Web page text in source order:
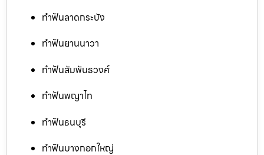
ทำฟันลาดกระบัง
ทำฟันยานนาวา
ทำฟันสัมพันธวงศ์
ทำฟันพญาไท
ทำฟันธนบุรี
ทำฟันบางกอกใหญ่